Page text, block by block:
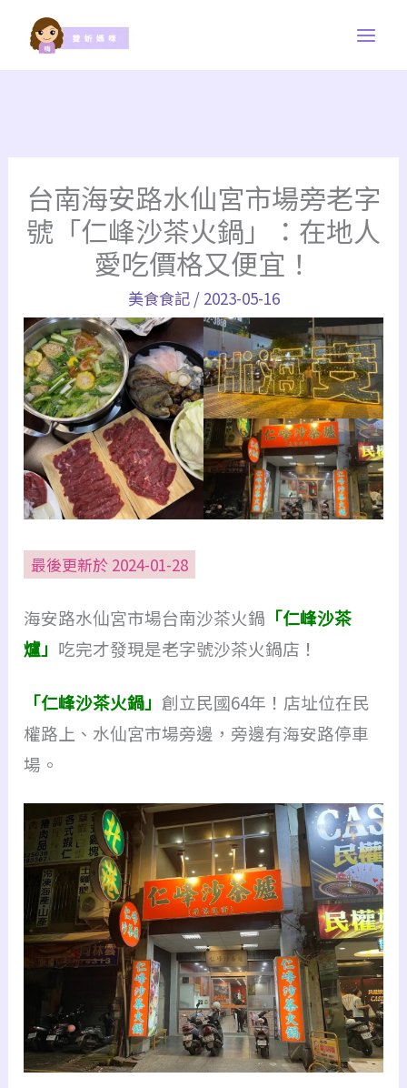
台南海安路水仙宮市場旁老字
號「仁峰沙茶火鍋」：在地人
愛吃價格又便宜！
美食食記/ 2023-05-16
最後更新於 2024-01-28
海安路水仙宮市場台南沙茶火鍋 「仁峰沙茶
爐」 吃完才發現是老字號沙茶火鍋店！
「仁峰沙茶火鍋」 創立民國64年！店址位在民
權路上、水仙宮市場旁邊，旁邊有海安路停車
場。